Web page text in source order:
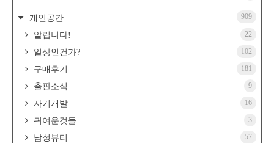
개인공간 909
알립니다! 22
일상인건가? 102
구매후기 181
출판소식 9
자기개발 16
귀여운것들 3
남성뷰티 57